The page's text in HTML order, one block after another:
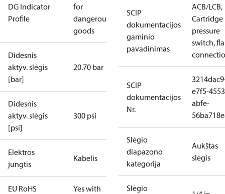
DG Indicator
Profile
for
dangerous
goods
Didesnis
aktyv. slėgis
[bar]
20.70 bar
Didesnis
aktyv. slėgis
[psi]
300 psi
Elektros
jungtis
Kabelis
EU RoHS Yes with
SCIP
dokumentacijos
gaminio
pavadinimas
ACB/LCB,
Cartridge
pressure
switch,
SCIP
dokumentacijos
Nr.
e7f5-
abfe-
Slėgio
diapazono
kategorija
Aukštas
slėgis
Slėgio